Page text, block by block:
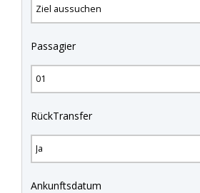
Passagier
RückTransfer
Ankunftsdatum